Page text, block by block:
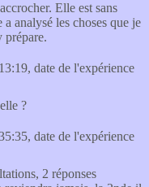
Elle est sans
analysé les choses que je
prépare.
date de l'expérience
?
date de l'expérience
2 réponses